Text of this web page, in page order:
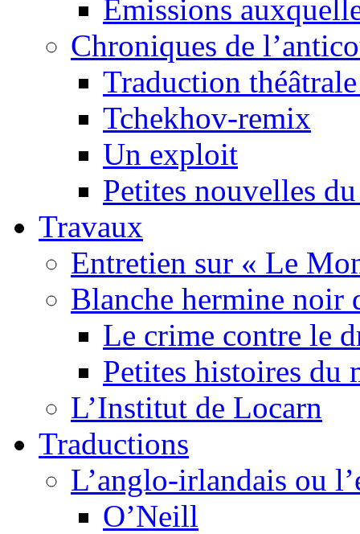
Émissions
Chroniques de
Traduction
Tchekhov-remix
Un exploit
Petites nouvelles
Travaux
Entretien sur « Le
Blanche hermine noir
Le crime contre le
Petites histoires du
L’Institut de Locarn
Traductions
L’anglo-irlandais ou
O’Neill